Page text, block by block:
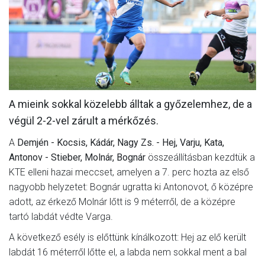
MÉRKŐZÉSEK
KLUB
GALÉRIA
SZURKOLÓI ÉLMÉNYEK
AKKREDITÁCIÓ
A mieink sokkal közelebb álltak a győzelemhez, de a
végül 2-2-vel zárult a mérkőzés.
A Demjén - Kocsis, Kádár, Nagy Zs. - Hej, Varju, Kata,
Antonov - Stieber, Molnár, Bognár összeállításban kezdtük a
KTE elleni hazai meccset, amelyen a 7. perc hozta az első
nagyobb helyzetet: Bognár ugratta ki Antonovot, ő középre
adott, az érkező Molnár lőtt is 9 méterről, de a középre
tartó labdát védte Varga.
A következő esély is előttünk kínálkozott: Hej az elő került
labdát 16 méterről lőtte el, a labda nem sokkal ment a bal